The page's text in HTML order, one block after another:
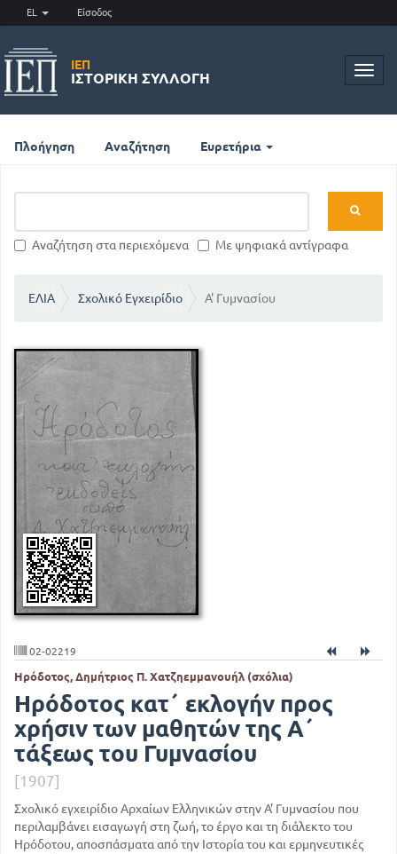
EL Είσοδος
ΙΕΠ
ΙΣΤΟΡΙΚΉ ΣΥΛΛΟΓΉ
Πλοήγηση Αναζήτηση Ευρετήρια
Αναζήτηση στα περιεχόμενα Με ψηφιακά αντίγραφα
ΕΛΙΑ Σχολικό Εγχειρίδιο Α' Γυμνασίου
02-02219
Ηρόδοτος, Δημήτριος Π. Χατζηεμμανουήλ (σχόλια)
Ηρόδοτος κατ΄ εκλογήν προς
χρήσιν των μαθητών της Α΄
τάξεως του Γυμνασίου
[1907]
Σχολικό εγχειρίδιο Αρχαίων Ελληνικών στην Α' Γυμνασίου που
περιλαμβάνει εισαγωγή στη ζωή, το έργο και τη διάλεκτο του
Ηρόδοτου, αποσπάσματα από την Ιστορία του και ερμηνευτικές